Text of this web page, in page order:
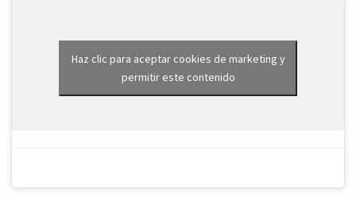
Haz clic para aceptar cookies de marketing y
permitir este contenido